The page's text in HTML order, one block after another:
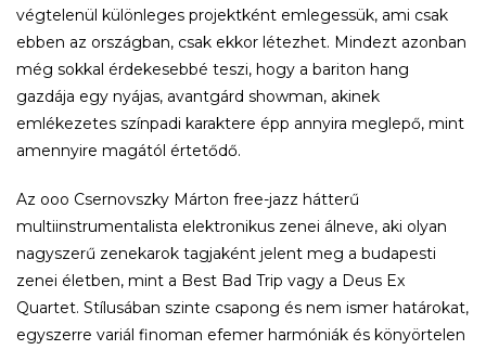
végtelenül különleges projektként emlegessük, ami csak
ebben az országban, csak ekkor létezhet. Mindezt azonban
még sokkal érdekesebbé teszi, hogy a bariton hang
gazdája egy nyájas, avantgárd showman, akinek
emlékezetes színpadi karaktere épp annyira meglepő, mint
amennyire magától értetődő.
Az ooo Csernovszky Márton free-jazz hátterű
multiinstrumentalista elektronikus zenei álneve, aki olyan
nagyszerű zenekarok tagjaként jelent meg a budapesti
zenei életben, mint a Best Bad Trip vagy a Deus Ex
Quartet. Stílusában szinte csapong és nem ismer határokat,
egyszerre variál finoman efemer harmóniák és könyörtelen